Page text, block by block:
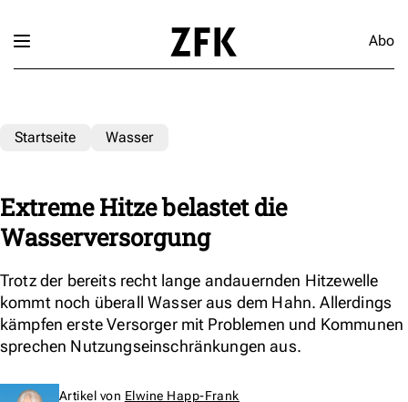
Abo
Startseite Wasser
Extreme Hitze belastet die
Wasserversorgung
Trotz der bereits recht lange andauernden Hitzewelle
kommt noch überall Wasser aus dem Hahn. Allerdings
kämpfen erste Versorger mit Problemen und Kommunen
sprechen Nutzungseinschränkungen aus.
Artikel von Elwine Happ-Frank